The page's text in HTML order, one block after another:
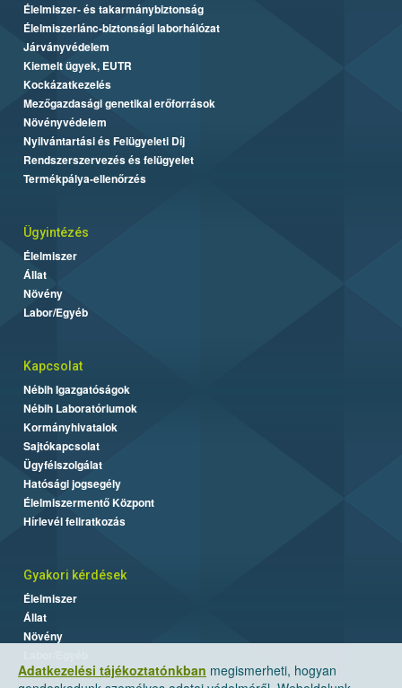
Adatkezelési tájékoztatónkban megismerheti, hogyan
Élelmiszer- és takarmánybiztonság
Élelmiszerlánc-biztonsági laborhálózat
Járványvédelem
Kiemelt ügyek, EUTR
Kockázatkezelés
Mezőgazdasági genetikai erőforrások
Növényvédelem
Nyilvántartási és Felügyeleti Díj
Rendszerszervezés és felügyelet
Termékpálya-ellenőrzés
Ügyintézés
Élelmiszer
Állat
Növény
Labor/Egyéb
Kapcsolat
Nébih Igazgatóságok
Nébih Laboratóriumok
Kormányhivatalok
Sajtókapcsolat
Ügyfélszolgálat
Hatósági jogsegély
Élelmiszermentő Központ
Hírlevél feliratkozás
Gyakori kérdések
Élelmiszer
Állat
Növény